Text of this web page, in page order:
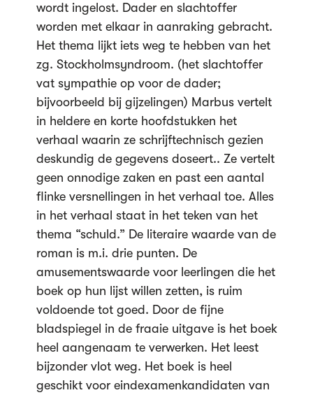
wordt ingelost. Dader en slachtoffer
worden met elkaar in aanraking gebracht.
Het thema lijkt iets weg te hebben van het
zg. Stockholmsyndroom. (het slachtoffer
vat sympathie op voor de dader;
bijvoorbeeld bij gijzelingen) Marbus vertelt
in heldere en korte hoofdstukken het
verhaal waarin ze schrijftechnisch gezien
deskundig de gegevens doseert.. Ze vertelt
geen onnodige zaken en past een aantal
flinke versnellingen in het verhaal toe. Alles
in het verhaal staat in het teken van het
thema “schuld.” De literaire waarde van de
roman is m.i. drie punten. De
amusementswaarde voor leerlingen die het
boek op hun lijst willen zetten, is ruim
voldoende tot goed. Door de fijne
bladspiegel in de fraaie uitgave is het boek
heel aangenaam te verwerken. Het leest
bijzonder vlot weg. Het boek is heel
geschikt voor eindexamenkandidaten van